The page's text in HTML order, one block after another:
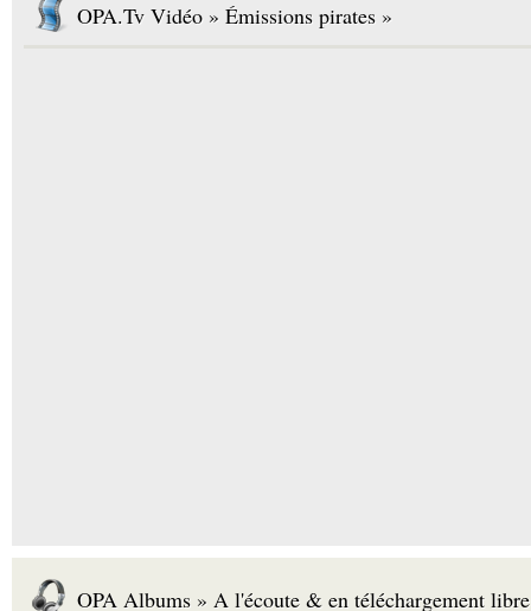
OPA.Tv Vidéo » Émissions pirates »
OPA Albums » A l'écoute & en téléchargement